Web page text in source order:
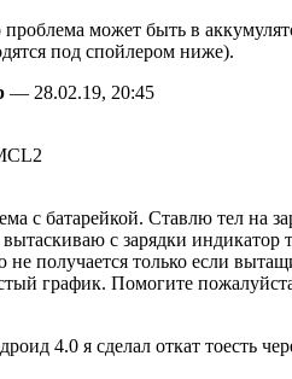
может быть в
под спойлером ниже).
— 28.02.19, 20:45
с батарейкой. Ставлю тел на
с зарядки
получается только если
график. Помогите
4.0 я сделал откат тоесть